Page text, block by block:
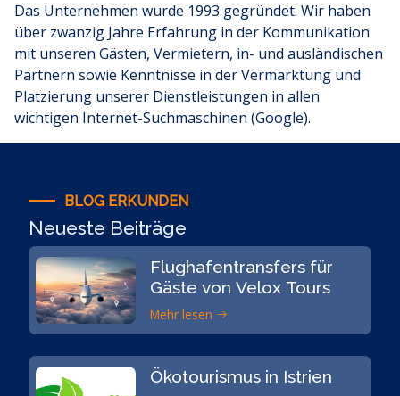
Das Unternehmen wurde 1993 gegründet. Wir haben
über zwanzig Jahre Erfahrung in der Kommunikation
mit unseren Gästen, Vermietern, in- und ausländischen
Partnern sowie Kenntnisse in der Vermarktung und
Platzierung unserer Dienstleistungen in allen
wichtigen Internet-Suchmaschinen (Google).
BLOG ERKUNDEN
Neueste Beiträge
Flughafentransfers für
Gäste von Velox Tours
Mehr lesen
Ökotourismus in Istrien